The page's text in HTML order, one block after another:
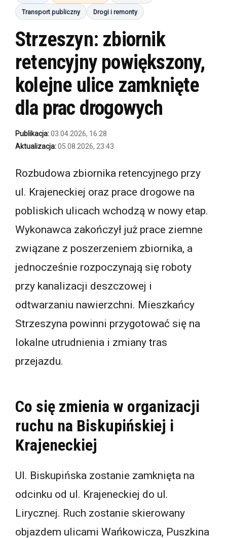
Transport publiczny Drogi i remonty
Strzeszyn: zbiornik
retencyjny powiększony,
kolejne ulice zamknięte
dla prac drogowych
Publikacja:03.04.2026, 16:28
Aktualizacja:05.08.2026, 23:43
Rozbudowa zbiornika retencyjnego przy
ul. Krajeneckiej oraz prace drogowe na
pobliskich ulicach wchodzą w nowy etap.
Wykonawca zakończył już prace ziemne
związane z poszerzeniem zbiornika, a
jednocześnie rozpoczynają się roboty
przy kanalizacji deszczowej i
odtwarzaniu nawierzchni. Mieszkańcy
Strzeszyna powinni przygotować się na
lokalne utrudnienia i zmiany tras
przejazdu.
Co się zmienia w organizacji
ruchu na Biskupińskiej i
Krajeneckiej
Ul. Biskupińska zostanie zamknięta na
odcinku od ul. Krajeneckiej do ul.
Lirycznej. Ruch zostanie skierowany
objazdem ulicami Wańkowicza, Puszkina